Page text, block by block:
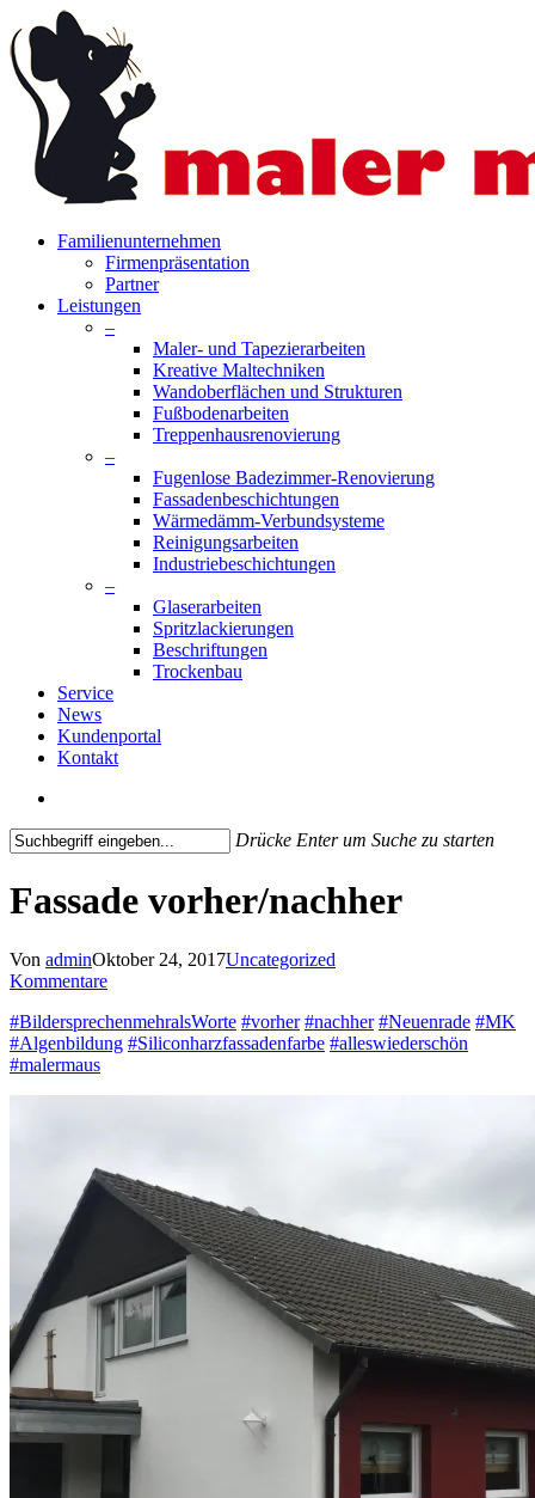
to
main
content
search
Menu
Familienunternehmen
Firmenpräsentation
Partner
Leistungen
–
Maler- und Tapezierarbeiten
Kreative Maltechniken
Wandoberflächen und Strukturen
Fußbodenarbeiten
Treppenhausrenovierung
–
Fugenlose Badezimmer-Renovierung
Fassadenbeschichtungen
Wärmedämm-Verbundsysteme
Reinigungsarbeiten
Industriebeschichtungen
–
Glaserarbeiten
Spritzlackierungen
Beschriftungen
Trockenbau
Service
News
Kundenportal
Kontakt
Drücke Enter um Suche zu starten
Search
Fassade vorher/nachher
Von adminOktober 24, 2017Uncategorized
Kommentare
#BildersprechenmehralsWorte #vorher #nachher #Neuenrade #MK
#Algenbildung #Siliconharzfassadenfarbe #alleswiederschön
#malermaus